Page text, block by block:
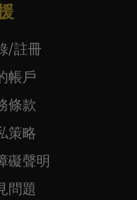
/註冊
帳戶
條款
策略
礙聲明
問題